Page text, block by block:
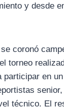
y desde
coronó
torneo
participar en
técnico. El